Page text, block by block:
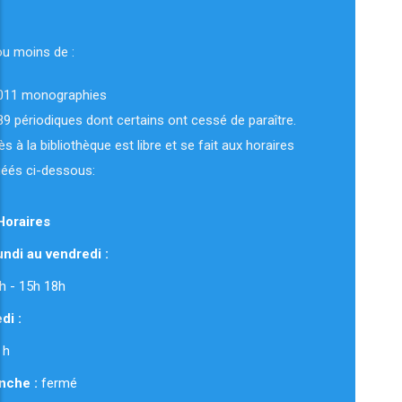
moins de :
monographies
périodiques dont certains ont cessé de paraître.
à la bibliothèque est libre et se fait aux horaires
ci-dessous:
au vendredi :
12h - 15h 18h
:
: fermé